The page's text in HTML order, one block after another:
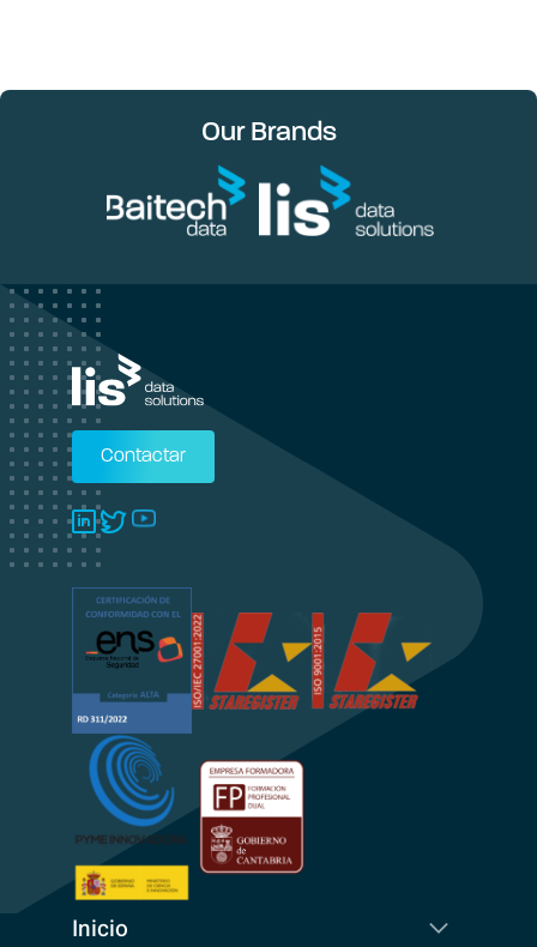
Our Brands
Contactar
Inicio